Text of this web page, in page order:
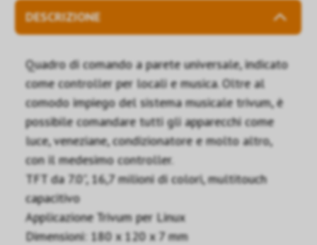
DESCRIZIONE
Quadro di comando a parete universale, indicato
come controller per locali e musica. Oltre al
comodo impiego del sistema musicale trivum, è
possibile comandare tutti gli apparecchi come
luce, veneziane, condizionatore e molto altro,
con il medesimo controller.
TFT da 7.0", 16,7 milioni di colori, multitouch
capacitivo
Applicazione Trivum per Linux
Dimensioni: 180 x 120 x 7 mm